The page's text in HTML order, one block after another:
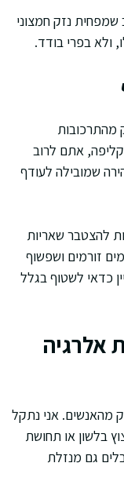
שמפחית נזק חמצוני
ולא בפרי בודד.
מהתרכובות
אתם לרוב
שמובילה לעודף
להצטבר שאריות
זורמים ושפשוף
כדאי לשטוף בגלל
אלרגיה
מהאנשים. אני נתקל
בלשון או תחושת
גם מנזלת